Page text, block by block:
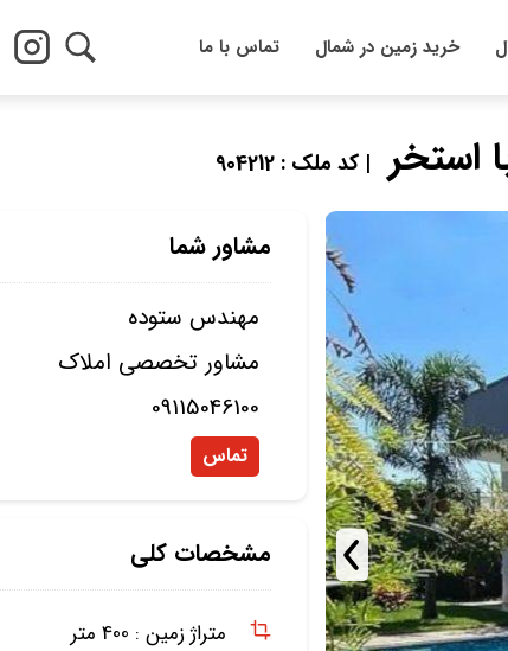
خرید زمین در شمال تماس با ما
| کد ملک : 904212
مشاور شما
مهندس ستوده
مشاور تخصصی املاک
09115046100
تماس
مشخصات کلی
متراژ زمین : 400 متر